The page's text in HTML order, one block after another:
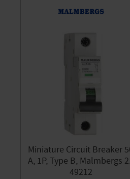
Miniature Circuit Breaker
A, 1P, Type B, Malmbergs
49212